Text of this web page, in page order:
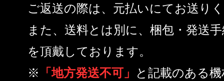
ご返送の際は、元払いにてお送り
また、送料とは別に、梱包・発送
を頂戴しております。
※
「地方発送不可」 と記載のある